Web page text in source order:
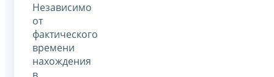
Независимо
от
фактического
времени
нахождения